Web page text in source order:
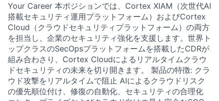
Your Career 本ポジションでは、Cortex XIAM（次世代AI
搭載セキュリティ運用プラットフォーム）およびCortex
Cloud（クラウドセキュリティプラットフォーム）の両方
を担当し、企業のセキュリティ強化を支援します。世界ト
ップクラスのSecOpsプラットフォームを搭載したCDRが
組み合わさり、Cortex Cloudによるリアルタイムクラウ
ドセキュリティの未来を切り開きます。 製品の特徴: クラ
ウド攻撃をリアルタイムで阻止 AIによるクラウドリスク
の優先順位付け、修復の自動化、セキュリティの合理化